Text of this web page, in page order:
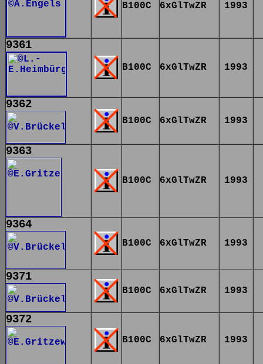
B100C 6xGlTwZR 1993
9361
B100C 6xGlTwZR 1993
9362
B100C 6xGlTwZR 1993
9363
B100C 6xGlTwZR 1993
9364
B100C 6xGlTwZR 1993
9371
B100C 6xGlTwZR 1993
9372
B100C 6xGlTwZR 1993